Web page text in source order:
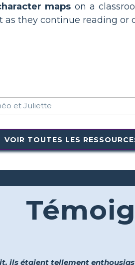
maps on a
as they continue reading or
VOIR TOUTES LES
ils étaient tellement